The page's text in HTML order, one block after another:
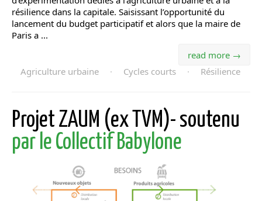
résilience dans la capitale. Saisissant l’opportunité du
lancement du budget participatif et alors que la maire de
Paris a ...
read more →
Agriculture urbaine
· Cycles courts · Résilience
Projet ZAUM (ex TVM)- soutenu
par le Collectif Babylone